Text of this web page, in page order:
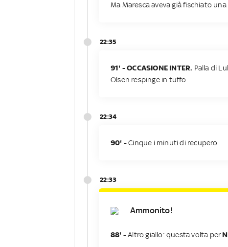
Ma Maresca aveva già fischiato
22:35
91' - OCCASIONE INTER. Palla di
Olsen respinge in tuffo
22:34
90' -Cinque i minuti di recupero
22:33
Ammonito!
88' -Altro giallo: questa volta per